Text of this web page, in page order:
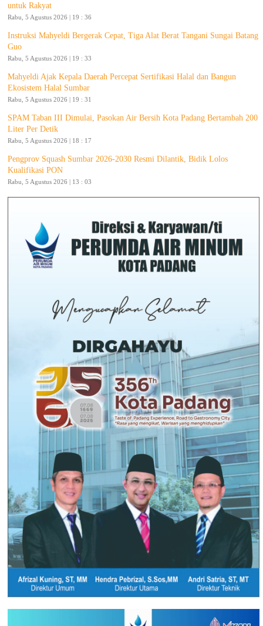
untuk Rakyat
Rabu, 5 Agustus 2026 | 19 : 36
Instruksi Mahyeldi Bergerak Cepat, Tiga Alat Berat Tangani Sungai Batang
Guo
Rabu, 5 Agustus 2026 | 19 : 33
Mahyeldi Ajak Kepala Daerah Percepat Sertifikasi Halal dan Bangun
Ekosistem Halal Sumbar
Rabu, 5 Agustus 2026 | 19 : 31
SPAM Taban III Dimulai, Pasokan Air Bersih Kota Padang Bertambah 200
Liter Per Detik
Rabu, 5 Agustus 2026 | 18 : 17
Pengprov Squash Sumbar 2026-2030 Resmi Dilantik, Bidik Lolos
Kualifikasi PON
Rabu, 5 Agustus 2026 | 13 : 03